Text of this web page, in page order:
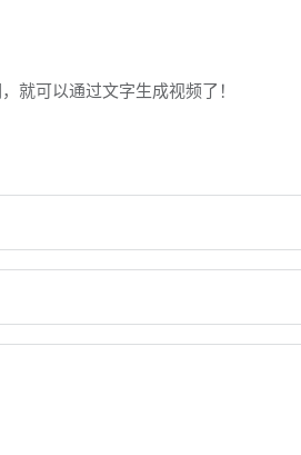
就可以通过文字生成视频了！